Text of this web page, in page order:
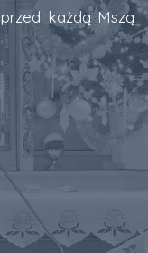
przed każdą Mszą